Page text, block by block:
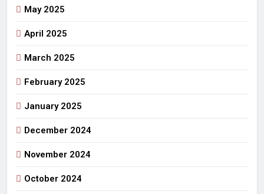
May 2025
April 2025
March 2025
February 2025
January 2025
December 2024
November 2024
October 2024